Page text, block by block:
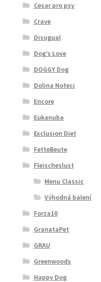
Cesar pro psy
Crave
Disugual
Dog’s Love
DOGGY Dog
Dolina Noteci
Encore
Eukanuba
Exclusion Diet
FetteBeute
Fleischeslust
Menu Classic
Výhodná balení
Forza10
GranataPet
GRAU
Greenwoods
Happy Dog